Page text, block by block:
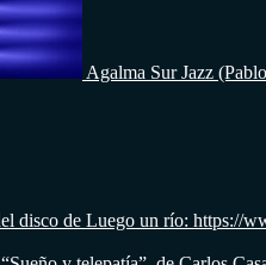
Agalma Sur Jazz
disco de Luego un río: